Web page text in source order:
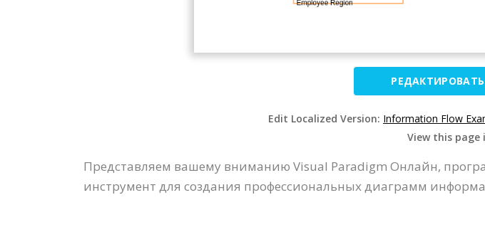
Edit Localized Version: Information Flow
View this page
Представляем вашему вниманию Visual Paradigm Онлайн,
инструмент для создания профессиональных диаграмм